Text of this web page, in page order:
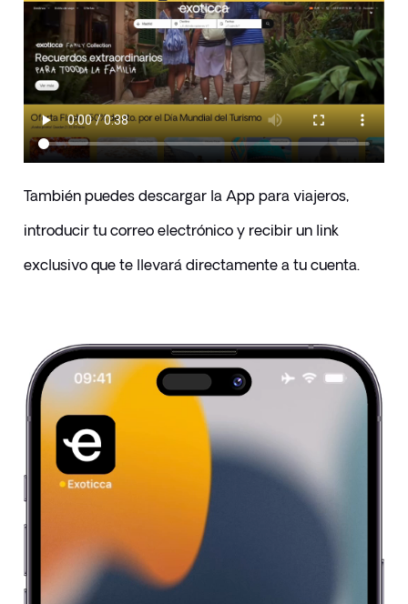
También puedes descargar la App para viajeros,
introducir tu correo electrónico y recibir un link
exclusivo que te llevará directamente a tu cuenta.